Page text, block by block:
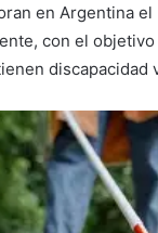
en Argentina
con el
discapacidad